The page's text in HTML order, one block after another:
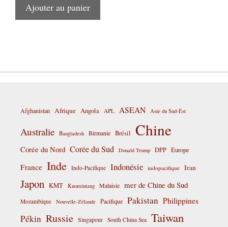
Ajouter au panier
Afghanistan Afrique Angola APL ASEAN Asie du Sud-Est
Australie Bangladesh Birmanie Brésil Chine
Corée du Nord Corée du Sud Donald Trump DPP Europe
France Inde Indo-Pacifique Indonésie indopacifique Iran
Japon KMT Kuomintang Malaisie mer de Chine du Sud
Mozambique Nouvelle-Zélande Pacifique Pakistan Philippines
Pékin Russie Singapour South China Sea Taiwan